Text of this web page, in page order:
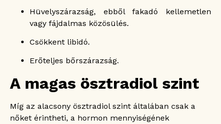
Hüvelyszárazság, ebből fakadó kellemetlen
vagy fájdalmas közösülés.
Csökkent libidó.
Erőteljes bőrszárazság.
A magas ösztradiol szint
Míg az alacsony ösztradiol szint általában csak a
nőket érintheti, a hormon mennyiségének